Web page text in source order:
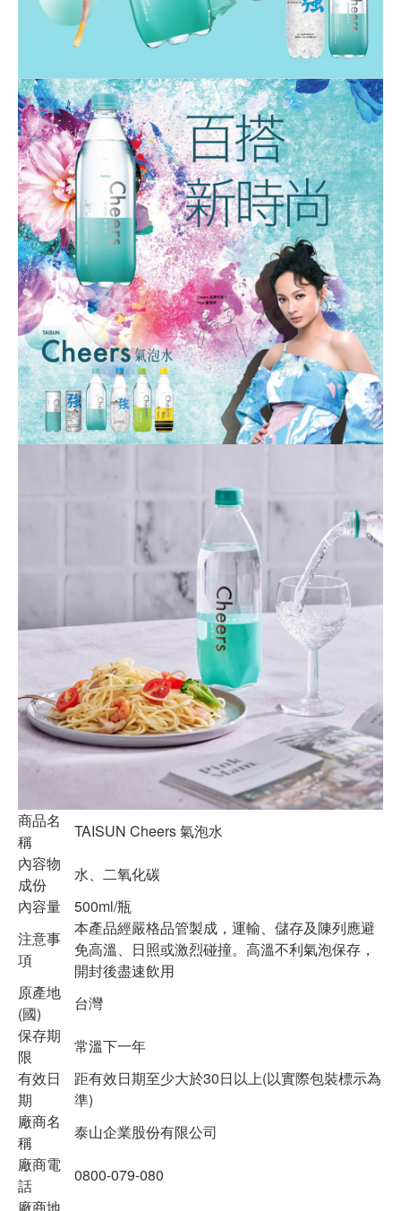
商品名
稱
TAISUN Cheers 氣泡水
內容物
成份
水、二氧化碳
內容量
500ml/瓶
注意事
項
本產品經嚴格品管製成，運輸、儲存及陳列應避
免高溫、日照或激烈碰撞。高溫不利氣泡保存，
開封後盡速飲用
原產地
(國)
台灣
保存期
限
常溫下一年
有效日
期
距有效日期至少大於30日以上(以實際包裝標示為
準)
廠商名
稱
泰山企業股份有限公司
廠商電
話
0800-079-080
廠商地